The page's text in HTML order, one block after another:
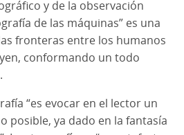
y de la observación
de las máquinas” es una
fronteras entre los humanos
conformando un todo
“es evocar en el lector un
posible, ya dado en la fantasía